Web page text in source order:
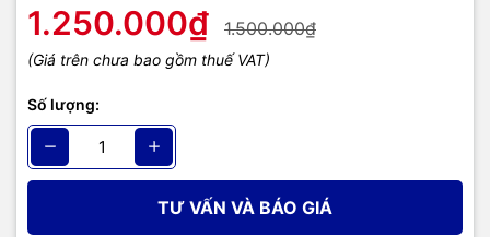
1.250.000₫ 1.500.000₫
(Giá trên chưa bao gồm thuế VAT)
Số lượng:
TƯ VẤN VÀ BÁO GIÁ